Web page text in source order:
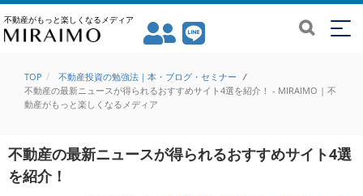
不動産がもっと楽しくなるメディア
TOP 不動産投資の勉強法｜本・ブログ・セミナー /
不動産の最新ニュースが得られるおすすめサイト4選を紹介！ - MIRAIMO | 不
動産がもっと楽しくなるメディア
不動産の最新ニュースが得られるおすすめサイト4選
を紹介！